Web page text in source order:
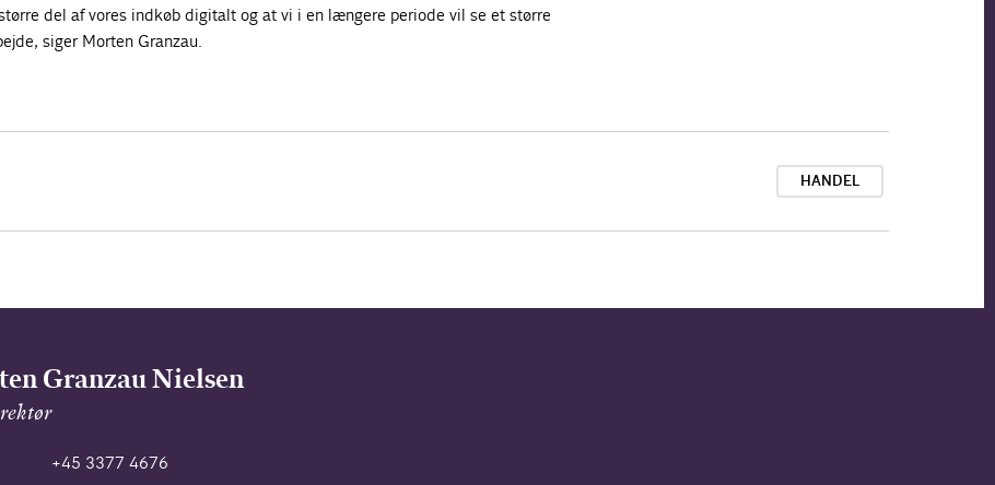
del af vores indkøb digitalt og at vi i en længere periode vil se et større
siger Morten Granzau.
HANDEL
Granzau Nielsen
+45 3377 4676